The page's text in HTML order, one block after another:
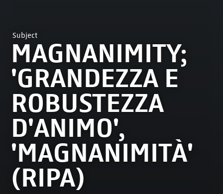
Subject
MAGNANIMITY;
'GRANDEZZA E
ROBUSTEZZA
D'ANIMO',
'MAGNANIMITÀ'
(RIPA)